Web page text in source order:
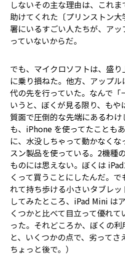
しない――その主な理由は、これ
助けてくれた〔プリンストン
署にいるすごい人たちが、ア
っていないからだ。
でも、マイクロソフトは、盛
に乗り損ねた。他方、アップ
代の先を行っていた。なんで「
いうと、ぼくが見る限り、も
質面で圧倒的な先端にあるわけ
も、iPhone を使ってたこともあ
に、水没しちゃって動かなく
スン製品を使っている。2機種
ものには思えない。ぼくは
くって買うことにしたんだ。
れて持ち歩ける小さいタブレ
してみたところ、iPad Mini は
くつかと比べて目立って優れ
った。それどころか、ぼくの
と、いくつかの点で、劣って
ちょっと後で。）